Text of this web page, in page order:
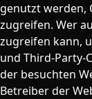
genutzt werden,
zugreifen. Wer
zugreifen kann,
und Third-Party-
der besuchten
Betreiber der